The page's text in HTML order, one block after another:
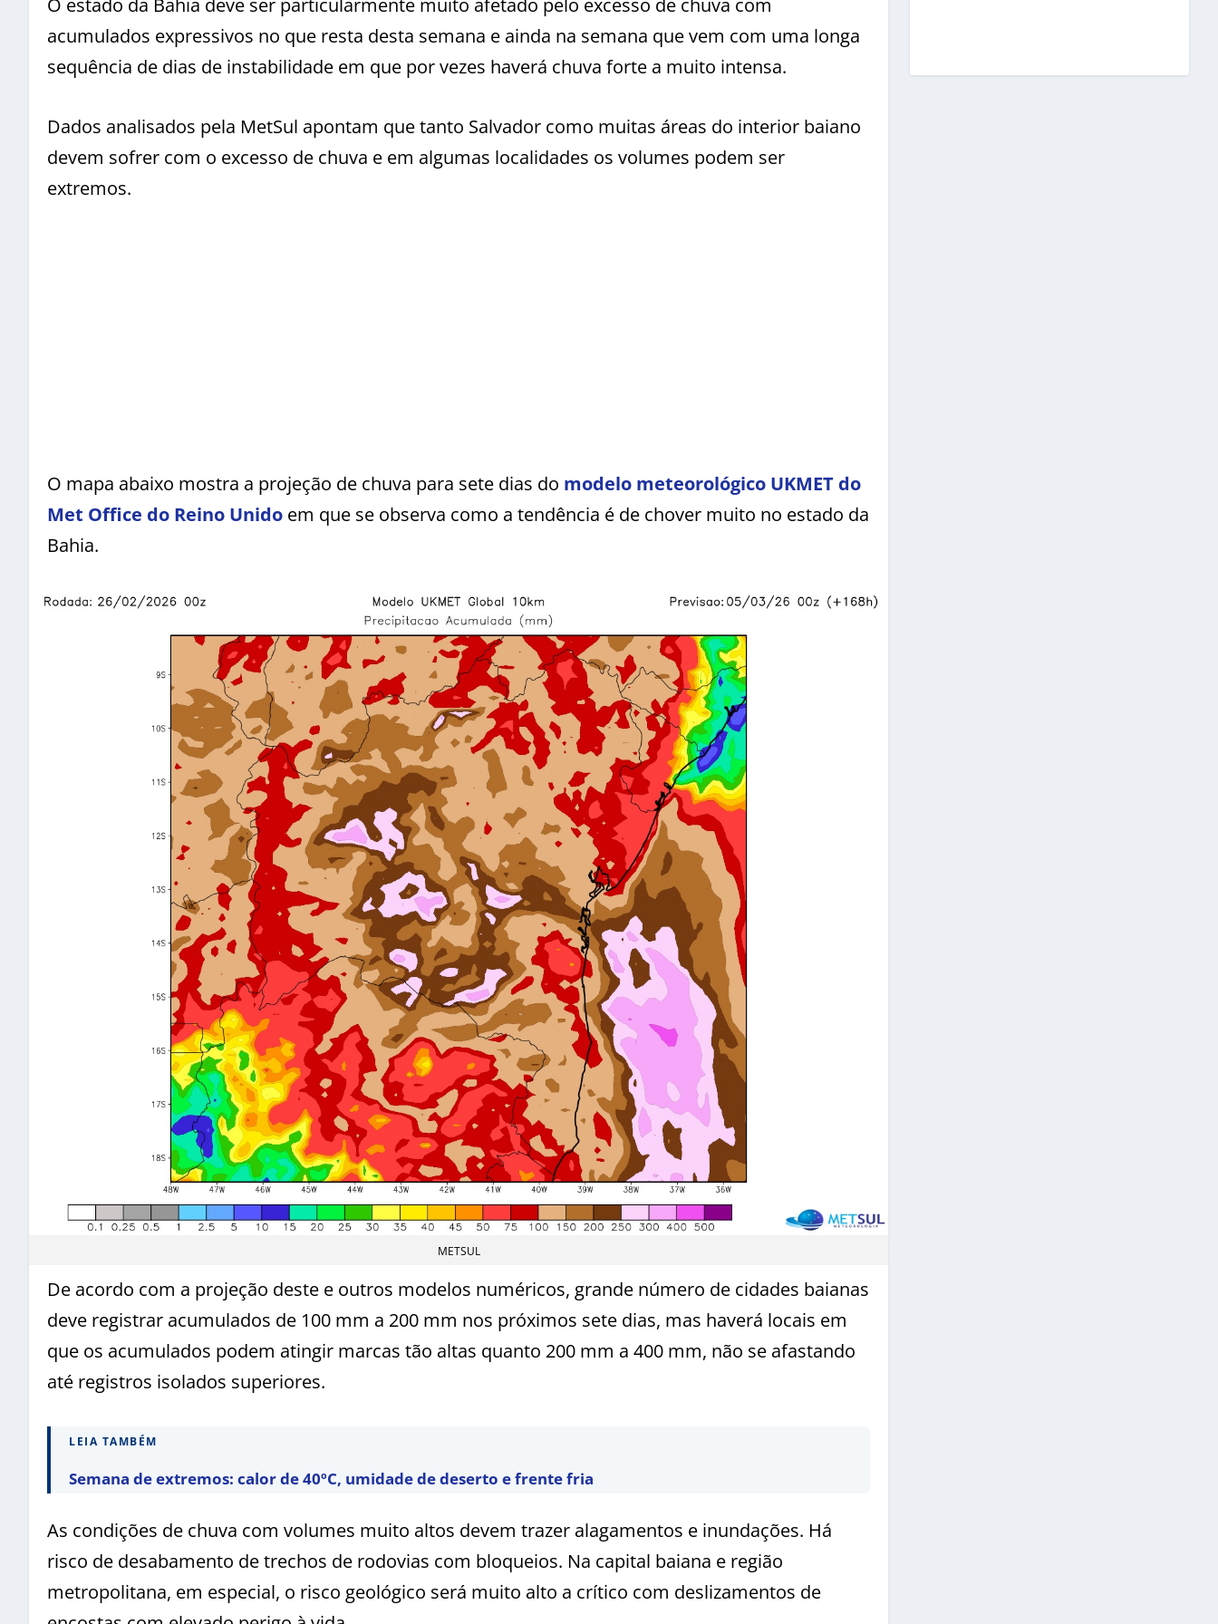
acumulados expressivos no que resta desta semana e ainda na semana que vem com uma longa
sequência de dias de instabilidade em que por vezes haverá chuva forte a muito intensa.
Dados analisados pela MetSul apontam que tanto Salvador como muitas áreas do interior baiano
devem sofrer com o excesso de chuva e em algumas localidades os volumes podem ser
extremos.
O mapa abaixo mostra a projeção de chuva para sete dias do modelo meteorológico UKMET do
Met Office do Reino Unido em que se observa como a tendência é de chover muito no estado da
Bahia.
METSUL
De acordo com a projeção deste e outros modelos numéricos, grande número de cidades baianas
deve registrar acumulados de 100 mm a 200 mm nos próximos sete dias, mas haverá locais em
que os acumulados podem atingir marcas tão altas quanto 200 mm a 400 mm, não se afastando
até registros isolados superiores.
LEIA TAMBÉM
Semana de extremos: calor de 40ºC, umidade de deserto e frente fria
As condições de chuva com volumes muito altos devem trazer alagamentos e inundações. Há
risco de desabamento de trechos de rodovias com bloqueios. Na capital baiana e região
metropolitana, em especial, o risco geológico será muito alto a crítico com deslizamentos de